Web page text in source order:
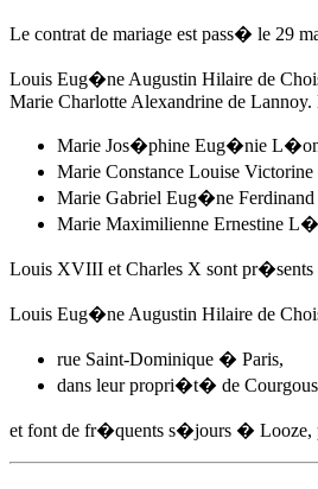
Le contrat de mariage est pass� le 29
Louis Eug�ne Augustin Hilaire de
Marie Charlotte Alexandrine de Lannoy.
Marie Jos�phine Eug�nie
Marie Constance Louise
Marie Gabriel Eug�ne
Marie Maximilienne Ernestine
Louis XVIII et Charles X sont pr�sents
Louis Eug�ne Augustin Hilaire de
rue Saint-Dominique � Paris,
dans leur propri�t� de
et font de fr�quents s�jours � Looze,